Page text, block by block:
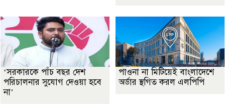
‘সরকারকে পাঁচ বছর দেশ
পরিচালনার সুযোগ দেওয়া হবে
না’
পাওনা না মিটিয়েই বাংলাদেশে
অর্ডার স্থগিত করল এলপিপি